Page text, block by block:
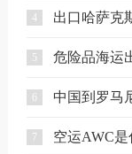
4
5 危险品海运
6 中国到罗马
7